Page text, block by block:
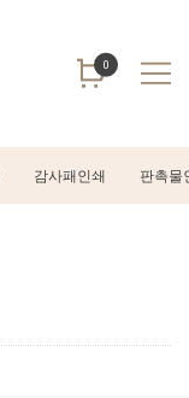
0
감사패인쇄 판촉물